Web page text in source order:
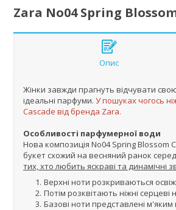
Zara No04 Spring
Опис
Жінки завжди прагнуть відчувати
ідеальні парфуми. У пошуках чогось
Cascade від бренда Zara.
Особливості парфумерної води
Нова композиція No04 Spring Blossom
букет схожий на весняний ранок серед
тих, хто любить яскраві та динамічні
Верхні ноти розкриваються
Потім розквітають ніжні серцеві
Базові ноти представлені